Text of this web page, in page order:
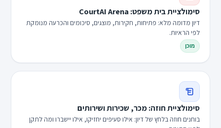
סימולציית בית משפט: CourtAI Arena
דיון מדומה מלא: פתיחות, חקירות, מוצגים, סיכומים והכרעה מנומקת
לפי הראיות.
מוכן
סימולציית חוזה: מכר, שכירות ושירותים
בוחנים חוזה בלחץ של דיון: אילו סעיפים יחזיקו, אילו יישברו ומה לתקן